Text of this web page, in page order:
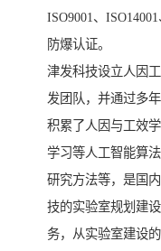
ISO9001、
防爆认证。
津发科技设立人因
发团队，并通过多
积累了人因与工效
学习等人工智能算
研究方法等，是国
技的实验室规划建
务，从实验室建设